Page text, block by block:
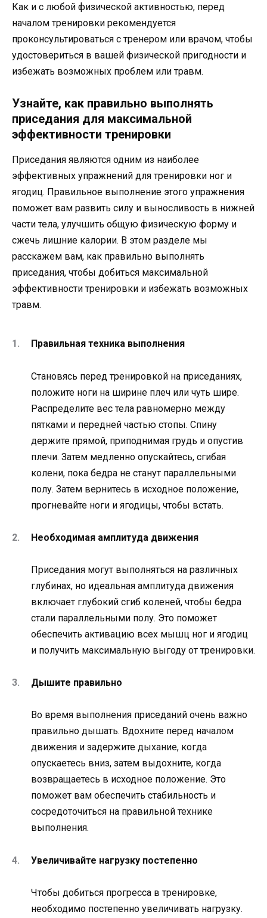
Как и с любой физической активностью, перед
началом тренировки рекомендуется
проконсультироваться с тренером или врачом, чтобы
удостовериться в вашей физической пригодности и
избежать возможных проблем или травм.
Узнайте, как правильно выполнять
приседания для максимальной
эффективности тренировки
Приседания являются одним из наиболее
эффективных упражнений для тренировки ног и
ягодиц. Правильное выполнение этого упражнения
поможет вам развить силу и выносливость в нижней
части тела, улучшить общую физическую форму и
сжечь лишние калории. В этом разделе мы
расскажем вам, как правильно выполнять
приседания, чтобы добиться максимальной
эффективности тренировки и избежать возможных
травм.
Правильная техника выполнения
Становясь перед тренировкой на приседаниях,
положите ноги на ширине плеч или чуть шире.
Распределите вес тела равномерно между
пятками и передней частью стопы. Спину
держите прямой, приподнимая грудь и опустив
плечи. Затем медленно опускайтесь, сгибая
колени, пока бедра не станут параллельными
полу. Затем вернитесь в исходное положение,
прогневайте ноги и ягодицы, чтобы встать.
Необходимая амплитуда движения
Приседания могут выполняться на различных
глубинах, но идеальная амплитуда движения
включает глубокий сгиб коленей, чтобы бедра
стали параллельными полу. Это поможет
обеспечить активацию всех мышц ног и ягодиц
и получить максимальную выгоду от тренировки.
Дышите правильно
Во время выполнения приседаний очень важно
правильно дышать. Вдохните перед началом
движения и задержите дыхание, когда
опускаетесь вниз, затем выдохните, когда
возвращаетесь в исходное положение. Это
поможет вам обеспечить стабильность и
сосредоточиться на правильной технике
выполнения.
Увеличивайте нагрузку постепенно
Чтобы добиться прогресса в тренировке,
необходимо постепенно увеличивать нагрузку.